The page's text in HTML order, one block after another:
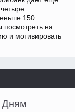
150
посмотреть на
и мотивировать